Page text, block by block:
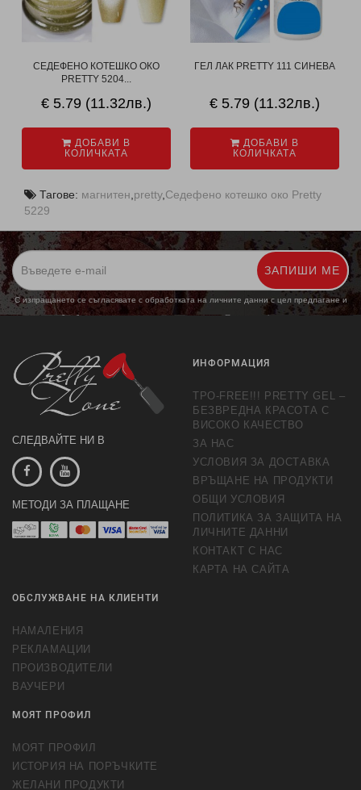
СЕДЕФЕНО КОТЕШКО ОКО
PRETTY 5204...
€ 5.79 (11.32лв.)
ДОБАВИ В
КОЛИЧКАТА
ГЕЛ ЛАК PRETTY 111 СИНЕВА
€ 5.79 (11.32лв.)
ДОБАВИ В
КОЛИЧКАТА
Тагове: магнитен pretty, Седефено котешко око Pretty
5229
ЗАПИШИ МЕ
С изпращането се съгласявате с обработката на личните данни с цел предлагане и
обработка на маркетингови предложения. Повече информация
СЛЕДВАЙТЕ НИ В
МЕТОДИ ЗА ПЛАЩАНЕ
ИНФОРМАЦИЯ
TPO-FREE!!! PRETTY GEL –
БЕЗВРЕДНА КРАСОТА С
ВИСОКО КАЧЕСТВО
ЗА НАС
УСЛОВИЯ ЗА ДОСТАВКА
ВРЪЩАНЕ НА ПРОДУКТИ
ОБЩИ УСЛОВИЯ
ПОЛИТИКА ЗА ЗАЩИТА НА
ЛИЧНИТЕ ДАННИ
КОНТАКТ С НАС
КАРТА НА САЙТА
ОБСЛУЖВАНЕ НА КЛИЕНТИ
НАМАЛЕНИЯ
РЕКЛАМАЦИИ
ПРОИЗВОДИТЕЛИ
ВАУЧЕРИ
МОЯТ ПРОФИЛ
МОЯТ ПРОФИЛ
ИСТОРИЯ НА ПОРЪЧКИТЕ
ЖЕЛАНИ ПРОДУКТИ